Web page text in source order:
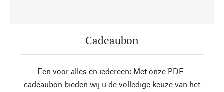
Cadeaubon
Een voor alles en iedereen: Met onze PDF-
cadeaubon bieden wij u de volledige keuze van het